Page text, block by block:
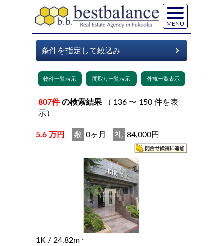
MENU
807件 の検索結果
示）
5.6 万円 敷 0ヶ月 礼 84,000円
1K / 24.82m 2